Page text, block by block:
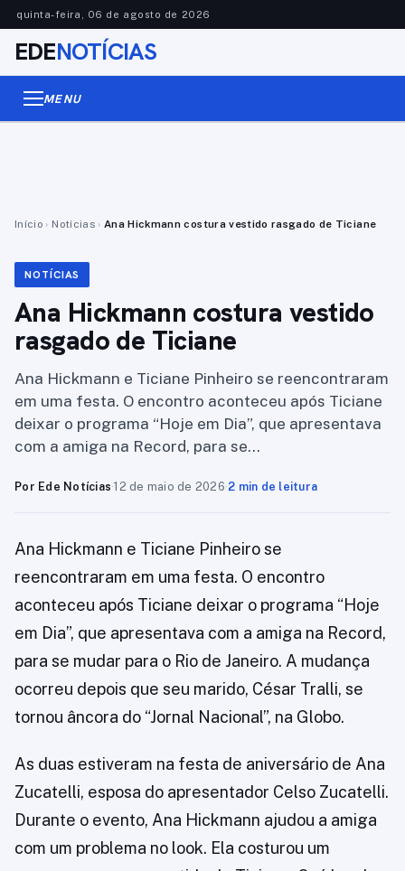
quinta-feira, 06 de agosto de 2026
EDENOTÍCIAS
MENU
Início › Notícias › Ana Hickmann costura vestido rasgado de Ticiane
NOTÍCIAS
Ana Hickmann costura vestido
rasgado de Ticiane
Ana Hickmann e Ticiane Pinheiro se reencontraram
em uma festa. O encontro aconteceu após Ticiane
deixar o programa “Hoje em Dia”, que apresentava
com a amiga na Record, para se…
Por Ede Notícias·12 de maio de 2026·2 min de leitura
Ana Hickmann e Ticiane Pinheiro se
reencontraram em uma festa. O encontro
aconteceu após Ticiane deixar o programa “Hoje
em Dia”, que apresentava com a amiga na Record,
para se mudar para o Rio de Janeiro. A mudança
ocorreu depois que seu marido, César Tralli, se
tornou âncora do “Jornal Nacional”, na Globo.
As duas estiveram na festa de aniversário de Ana
Zucatelli, esposa do apresentador Celso Zucatelli.
Durante o evento, Ana Hickmann ajudou a amiga
com um problema no look. Ela costurou um